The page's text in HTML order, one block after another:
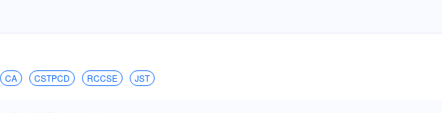
CA CSTPCD RCCSE JST